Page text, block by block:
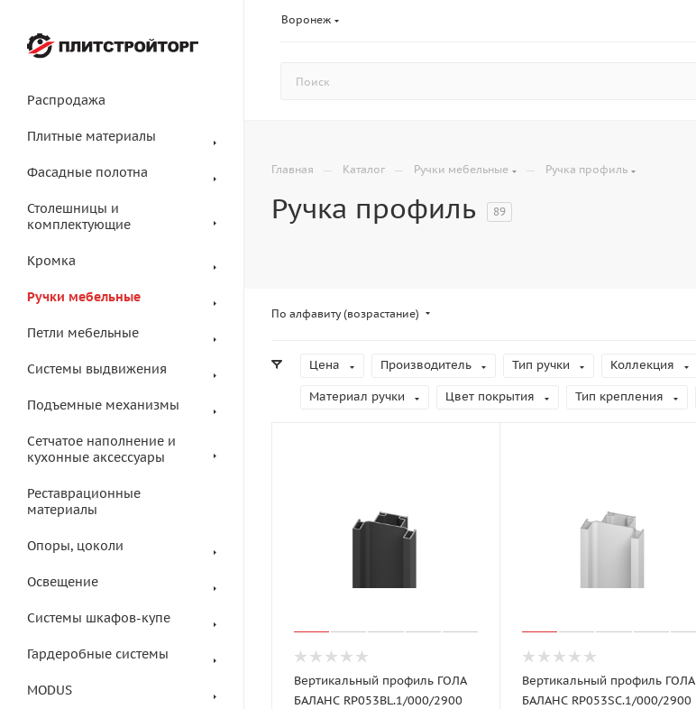
Воронеж
Распродажа
Плитные материалы
Фасадные полотна
Столешницы и
комплектующие
Кромка
Ручки мебельные
Петли мебельные
Системы выдвижения
Подъемные механизмы
Сетчатое наполнение и
кухонные аксессуары
Реставрационные
материалы
Опоры, цоколи
Освещение
Системы шкафов-купе
Гардеробные системы
MODUS
Главная — Каталог — Ручки мебельные — Ручка профиль
Ручка профиль 89
По алфавиту (возрастание)
Цена Производитель Тип ручки Коллекция
Материал ручки Цвет покрытия Тип крепления
Вертикальный профиль ГОЛА
БАЛАНС RP053BL.1/000/2900
Вертикальный профиль ГОЛА
БАЛАНС RP053SC.1/000/2900